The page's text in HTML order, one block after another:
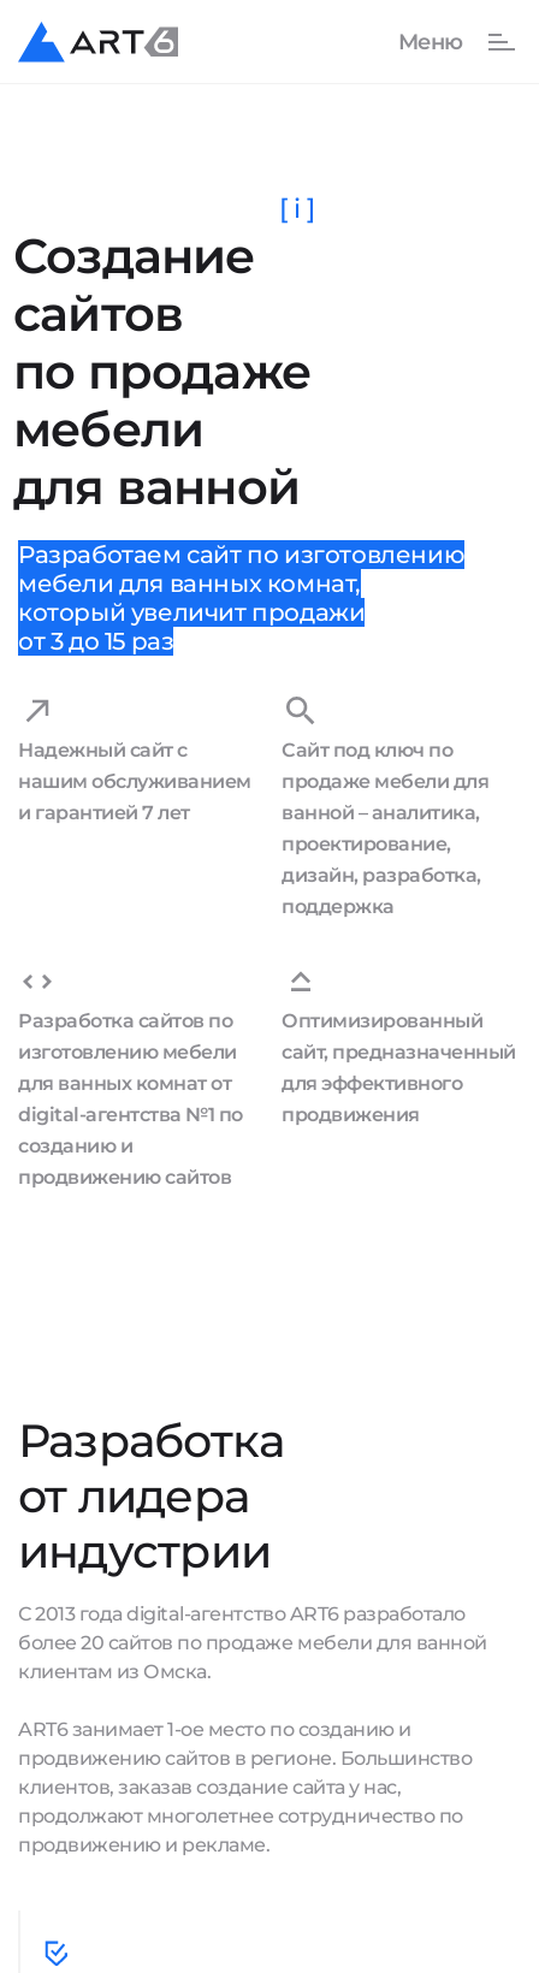
Создание
сайтов
по продаже
мебели
для ванной
[ i ]
Разработаем сайт по изготовлению
мебели для ванных комнат,
который увеличит продажи
от 3 до 15 раз
Надежный сайт с
нашим обслуживанием
и гарантией 7 лет
Сайт под ключ по
продаже мебели для
ванной – аналитика,
проектирование,
дизайн, разработка,
поддержка
Разработка сайтов по
изготовлению мебели
для ванных комнат от
digital-агентства №1 по
созданию и
продвижению сайтов
Оптимизированный
сайт, предназначенный
для эффективного
продвижения
Разработка
от лидера
индустрии
С 2013 года digital-агентство ART6 разработало
более 20 сайтов по продаже мебели для ванной
клиентам из Омска.
ART6 занимает 1-ое место по созданию и
продвижению сайтов в регионе. Большинство
клиентов, заказав создание сайта у нас,
продолжают многолетнее сотрудничество по
продвижению и рекламе.